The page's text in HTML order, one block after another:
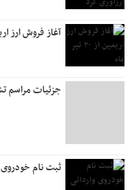
دوست داشتن
آب
نخستین نگاه
من و تو، درخت و بارون
دل روشنی دارم ای عشق
آغاز فروش ارز اربعین
جزئیات مراسم
ثبت نام خودروی